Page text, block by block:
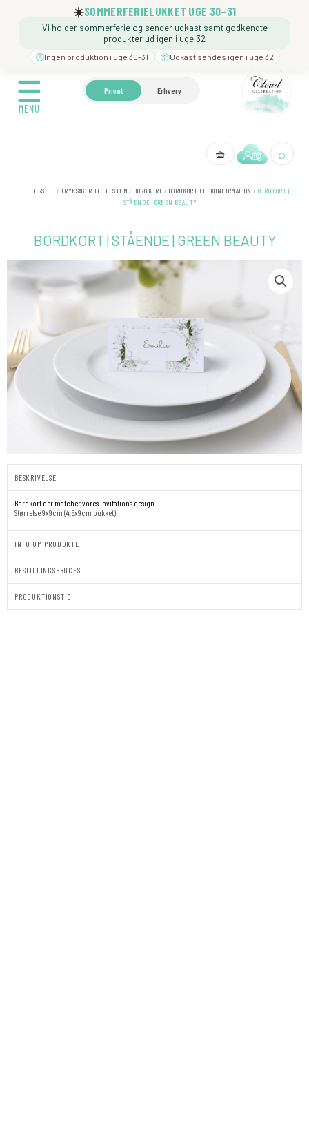
☀️SOMMERFERIELUKKET UGE 30–31
Vi holder sommerferie og sender udkast samt godkendte
produkter ud igen i uge 32
🕒Ingen produktion i uge 30–31 📦Udkast sendes igen i uge 32
☰
MENU
Privat Erhverv
🧺 ⌕
☰
MENU
🍼 BARNEDÅB ❓️ BESØG
FORSIDE /TRYKSAGER TIL FESTEN / BORDKORT / BORDKORT TIL KONFIRMATION / BORDKORT |
STÅENDE | GREEN BEAUTY
BORDKORT | STÅENDE | GREEN BEAUTY
BESKRIVELSE
Bordkort der matcher vores invitations design.
Størrelse 9x9cm (4,5x9cm bukket)
INFO OM PRODUKTET
BESTILLINGSPROCES
PRODUKTIONSTID